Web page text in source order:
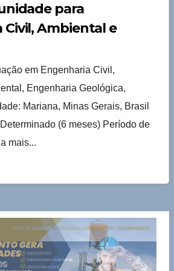
para
Civil, Ambiental e
em Engenharia Civil,
Engenharia Geológica,
Mariana, Minas Gerais, Brasil
(6 meses) Período de
mais...